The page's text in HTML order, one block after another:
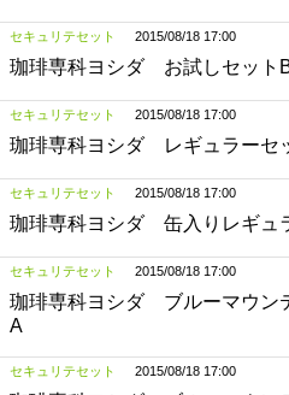
セキュリテセット 2015/08/18 17:00
珈琲専科ヨシダ お試しセット
セキュリテセット 2015/08/18 17:00
珈琲専科ヨシダ レギュラーセ
セキュリテセット 2015/08/18 17:00
珈琲専科ヨシダ 缶入りレギュ
セキュリテセット 2015/08/18 17:00
珈琲専科ヨシダ ブルーマウン
A
セキュリテセット 2015/08/18 17:00